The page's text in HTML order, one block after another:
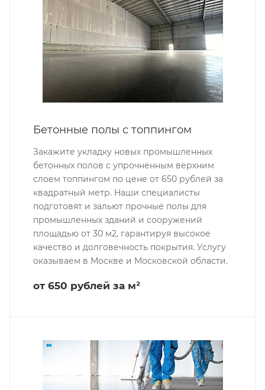
Бетонные полы с топпингом
Закажите укладку новых промышленных
бетонных полов с упрочненным верхним
слоем топпингом по цене от 650 рублей за
квадратный метр. Наши специалисты
подготовят и зальют прочные полы для
промышленных зданий и сооружений
площадью от 30 м2, гарантируя высокое
качество и долговечность покрытия. Услугу
оказываем в Москве и Московской области.
от 650 рублей за м²